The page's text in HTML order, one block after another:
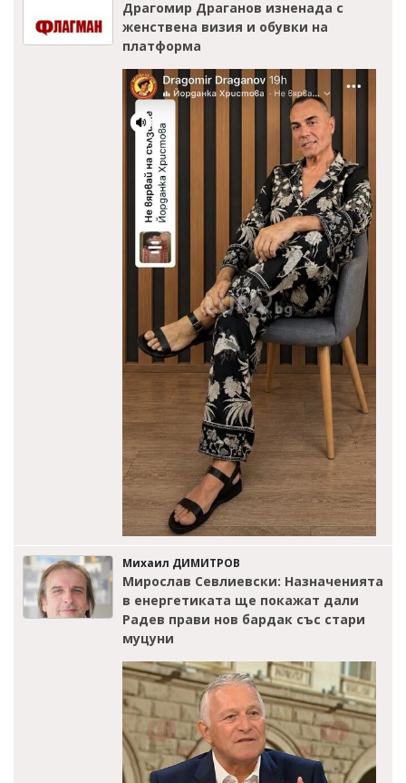
Драгомир Драганов изненада с
женствена визия и обувки на
платформа
Михаил ДИМИТРОВ
Мирослав Севлиевски: Назначенията
в енергетиката ще покажат дали
Радев прави нов бардак със стари
муцуни